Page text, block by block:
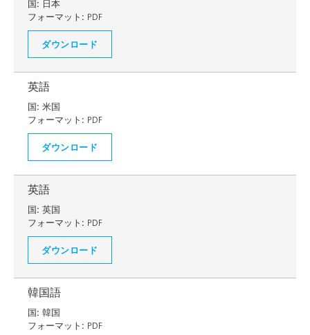
国: 日本
フォーマット: PDF
ダウンロード
英語
国: 米国
フォーマット: PDF
ダウンロード
英語
国: 英国
フォーマット: PDF
ダウンロード
韓国語
国: 韓国
フォーマット: PDF